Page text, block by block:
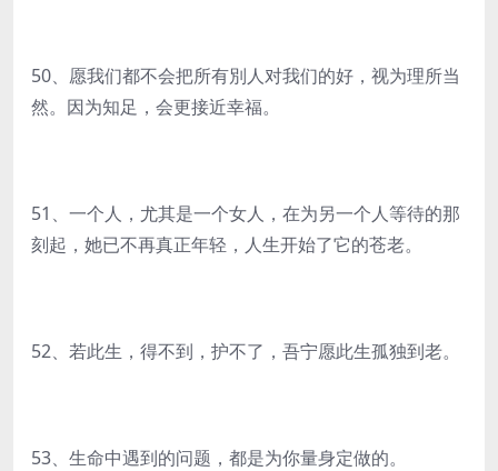
50、愿我们都不会把所有別人对我们的好，视为理所当
然。因为知足，会更接近幸福。
51、一个人，尤其是一个女人，在为另一个人等待的那
刻起，她已不再真正年轻，人生开始了它的苍老。
52、若此生，得不到，护不了，吾宁愿此生孤独到老。
53、生命中遇到的问题，都是为你量身定做的。